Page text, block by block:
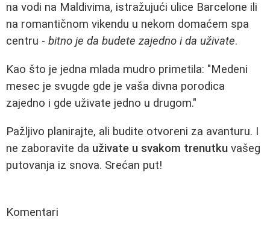
na vodi na Maldivima, istražujući ulice Barcelone ili
na romantičnom vikendu u nekom domaćem spa
centru - bitno je da budete zajedno i da uživate.
Kao što je jedna mlada mudro primetila: "Medeni
mesec je svugde gde je vaša divna porodica
zajedno i gde uživate jedno u drugom."
Pažljivo planirajte, ali budite otvoreni za avanturu. I
ne zaboravite da uživate u svakom trenutku vašeg
putovanja iz snova. Srećan put!
Komentari